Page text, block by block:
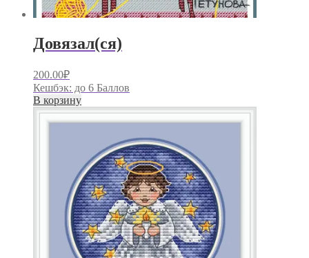
Довязал(ся)
200.00₽
Кешбэк: до 6 Баллов
В корзину